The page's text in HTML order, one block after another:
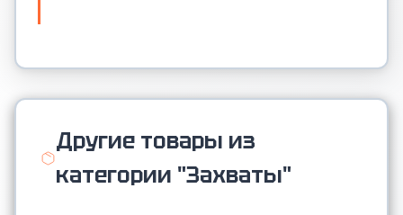
Другие товары из
категории "Захваты"